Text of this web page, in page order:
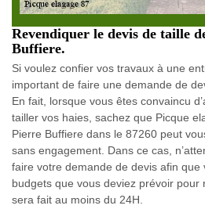
Revendiquer le devis de taille
Buffiere.
Si voulez confier vos travaux à une
important de faire une demande de
En fait, lorsque vous êtes convaincu
tailler vos haies, sachez que Picque
Pierre Buffiere dans le 87260 peut
sans engagement. Dans ce cas,
faire votre demande de devis afin que
budgets que vous deviez prévoir pour
sera fait au moins du 24H.